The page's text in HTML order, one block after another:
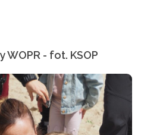
WOPR - fot. KSOP